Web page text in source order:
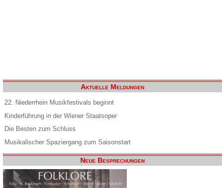
Aktuelle Meldungen
22. Niederrhein Musikfestivals beginnt
Kinderführung in der Wiener Staatsoper
Die Besten zum Schluss
Musikalischer Spaziergang zum Saisonstart
Neue Besprechungen